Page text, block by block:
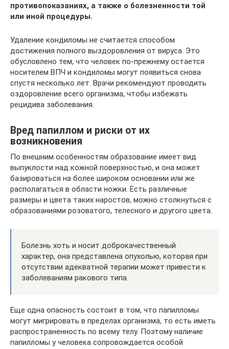
противопоказаниях, а также о болезненности той
или иной процедуры.
Удаление кондиломы не считается способом
достижения полного выздоровления от вируса. Это
обусловлено тем, что человек по-прежнему остается
носителем ВПЧ и кондиломы могут появиться снова
спустя несколько лет. Врачи рекомендуют проводить
оздоровление всего организма, чтобы избежать
рецидива заболевания.
Вред папиллом и риски от их
возникновения
По внешним особенностям образование имеет вид
выпуклости над кожной поверхностью, и она может
базироваться на более широком основании или же
располагаться в области ножки. Есть различные
размеры и цвета таких наростов, можно столкнуться с
образованиями розоватого, телесного и другого цвета.
Болезнь хоть и носит доброкачественный
характер, она представлена опухолью, которая при
отсутствии адекватной терапии может привести к
заболеваниям ракового типа.
Еще одна опасность состоит в том, что папилломы
могут мигрировать в пределах организма, то есть иметь
распространенность по всему телу. Поэтому наличие
папилломы у человека сопровождается особой